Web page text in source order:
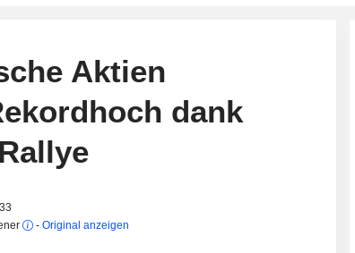
Aktien
dank
- Original anzeigen